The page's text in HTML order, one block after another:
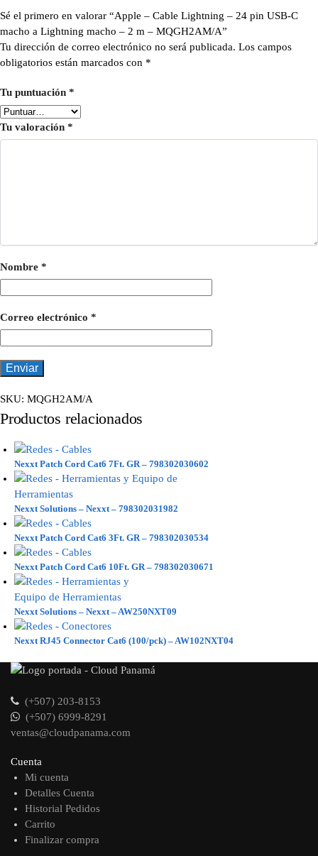
Sé el primero en valorar “Apple – Cable Lightning – 24 pin USB-C
macho a Lightning macho – 2 m – MQGH2AM/A”
Tu dirección de correo electrónico no será publicada. Los campos
obligatorios están marcados con *
Tu puntuación *
Tu valoración *
Nombre *
Correo electrónico *
SKU: MQGH2AM/A
Productos relacionados
Nexxt Patch Cord Cat6 7Ft. GR – 798302030602
Nexxt Solutions – Nexxt – 798302031982
Nexxt Patch Cord Cat6 3Ft. GR – 798302030534
Nexxt Patch Cord Cat6 10Ft. GR – 798302030671
Nexxt Solutions – Nexxt – AW250NXT09
Nexxt RJ45 Connector Cat6 (100/pck) – AW102NXT04
(+507) 203-8153
(+507) 6999-8291
ventas@cloudpanama.com
Cuenta
Mi cuenta
Detalles Cuenta
Historial Pedidos
Carrito
Finalizar compra